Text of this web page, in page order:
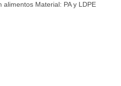
Material: PA y LDPE